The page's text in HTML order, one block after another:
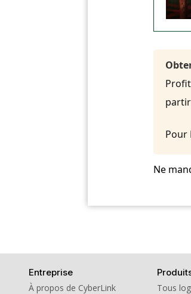
Pour
Ne
Entreprise
À propos de CyberLink
Tous